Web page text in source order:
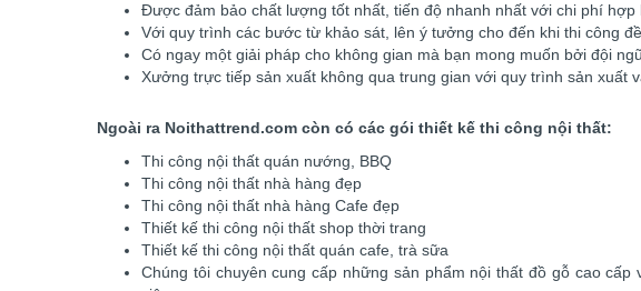
Được đảm bảo chất lượng tốt nhất, tiến độ nhanh nhất với chi phí hợp
Với quy trình các bước từ khảo sát, lên ý tưởng cho đến khi thi công
Có ngay một giải pháp cho không gian mà bạn mong muốn bởi đội
Xưởng trực tiếp sản xuất không qua trung gian với quy trình sản xuất
Ngoài ra Noithattrend.com còn có các gói thiết kế thi công nội thất:
Thi công nội thất quán nướng, BBQ
Thi công nội thất nhà hàng đẹp
Thi công nội thất nhà hàng Cafe đẹp
Thiết kế thi công nội thất shop thời trang
Thiết kế thi công nội thất quán cafe, trà sữa
Chúng tôi chuyên cung cấp những sản phẩm nội thất đồ gỗ cao